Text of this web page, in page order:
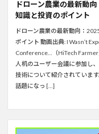
ドローン農業の最新動
知識と投資のポイント
ドローン農業の最新動向：
ポイント 動画出典: I Wasn’t
Conference…（HiTech
人机のユーザー会議に参加し
技術について紹介されていま
話題になっ […]